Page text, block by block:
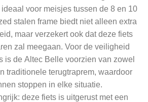
voor meisjes tussen de 8 en 10
stalen frame biedt niet alleen extra
maar verzekert ook dat deze fiets
zal meegaan. Voor de veiligheid
is de Altec Belle voorzien van zowel
traditionele terugtraprem, waardoor
stoppen in elke situatie.
deze fiets is uitgerust met een